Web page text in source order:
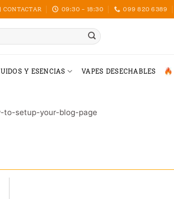
CONTACTAR 09:30 - 18:30 099 820 6389
Y ESENCIAS VAPES DESECHABLES
to-setup-your-blog-page